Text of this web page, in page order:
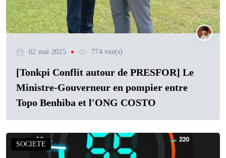
02 mai 2025 774 vue(s)
[Tonkpi Conflit autour de PRESFOR] Le
Ministre-Gouverneur en pompier entre
Topo Benhiba et l'ONG COSTO
SOCIETE